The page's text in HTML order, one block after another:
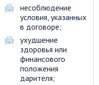
несоблюдение
условия, указанных
в договоре;
ухудшение
здоровья или
финансового
положения
дарителя;